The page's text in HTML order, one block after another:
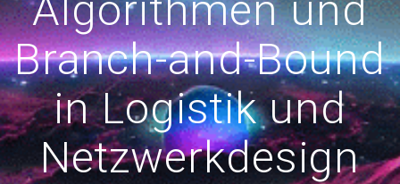
Branch-and-Bound
in Logistik und
Netzwerkdesign